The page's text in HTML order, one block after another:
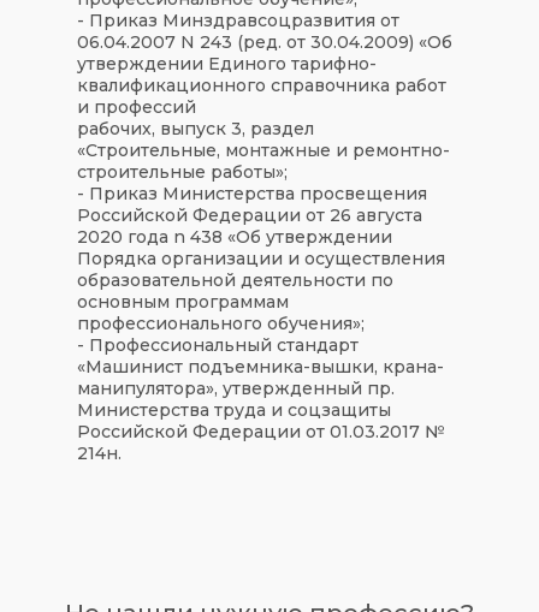
- Приказ Минздравсоцразвития от
06.04.2007 N 243 (ред. от 30.04.2009) «Об
утверждении Единого тарифно-
квалификационного справочника работ
и профессий
рабочих, выпуск 3, раздел
«Строительные, монтажные и ремонтно-
строительные работы»;
- Приказ Министерства просвещения
Российской Федерации от 26 августа
2020 года n 438 «Об утверждении
Порядка организации и осуществления
образовательной деятельности по
основным программам
профессионального обучения»;
- Профессиональный стандарт
«Машинист подъемника-вышки, крана-
манипулятора», утвержденный пр.
Министерства труда и соцзащиты
Российской Федерации от 01.03.2017 №
214н.